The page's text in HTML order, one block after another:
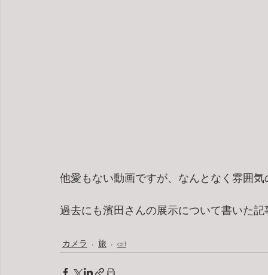
他愛もない動画ですが、なんとなく雰囲
過去にも濱田さんの展示について書いた記
カメラ 旅 art